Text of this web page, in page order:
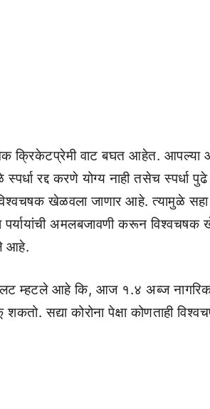
क्रिकेटप्रेमी वाट बघत आहेत. आपल्या
रद्द करणे योग्य नाही तसेच स्पर्धा
विश्वचषक खेळवला जाणार आहे. त्यामुळे
अमलबजावणी करून विश्वचषक
आहे.
उलट म्हटले आहे कि, आज १.४ अब्ज
सद्या कोरोना पेक्षा कोणताही